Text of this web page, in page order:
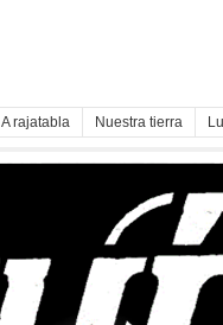
A rajatabla Nuestra tierra